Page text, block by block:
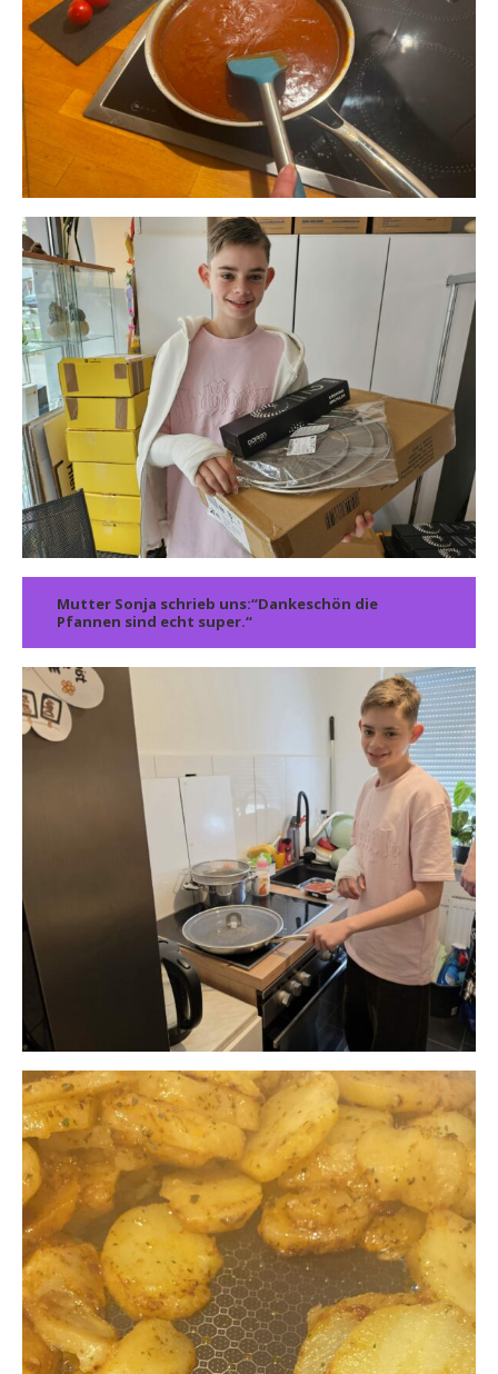
Mutter Sonja schrieb uns:“Dankeschön die
Pfannen sind echt super.“